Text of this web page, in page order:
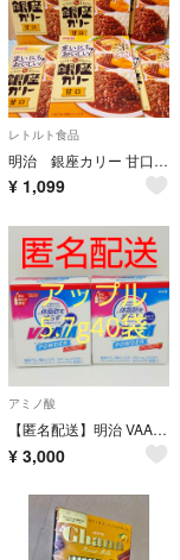
レトルト食品
明治 銀座カリー 甘口 温めいらず レトルトカレー 6箱 【箱つぶれあり】
¥ 1,099
アミノ酸
【匿名配送】明治 VAAM(ヴァーム) パウダー アップル風味 20袋2箱
¥ 3,000